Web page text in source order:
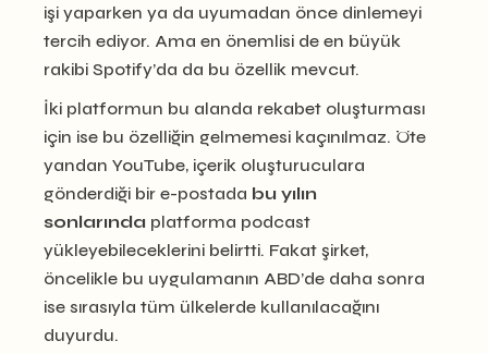
işi yaparken ya da uyumadan önce dinlemeyi
tercih ediyor. Ama en önemlisi de en büyük
rakibi Spotify’da da bu özellik mevcut.
İki platformun bu alanda rekabet oluşturması
için ise bu özelliğin gelmemesi kaçınılmaz. Öte
yandan YouTube, içerik oluşturuculara
gönderdiği bir e-postada bu yılın
sonlarında platforma podcast
yükleyebileceklerini belirtti. Fakat şirket,
öncelikle bu uygulamanın ABD’de daha sonra
ise sırasıyla tüm ülkelerde kullanılacağını
duyurdu.